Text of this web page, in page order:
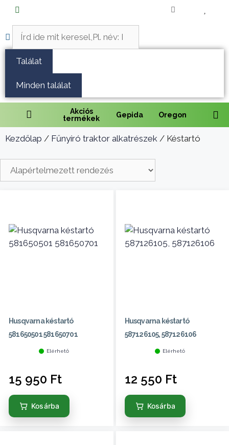
Fűnyírás
Vágás és fűrészelés
Akkumulátoros termékek
Talajápolás és tisztítás
Alkatrészek
Védőfelszerelés
Találat
Minden találat
Akciós
termékek
Gepida Oregon
Kezdőlap / Fűnyíró traktor alkatrészek / Késtartó
Husqvarna késtartó
581650501 581650701
Elérhető
15 950 Ft
Kosárba
Husqvarna késtartó
587126105, 587126106
Elérhető
12 550 Ft
Kosárba